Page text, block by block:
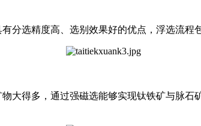
分选精度高、选别效果好的优点，浮选流程
大得多，通过强磁选能够实现钛铁矿与脉